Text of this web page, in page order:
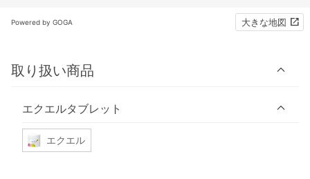
Powered by GOGA 大きな地図
取り扱い商品
エクエルタブレット
エクエル